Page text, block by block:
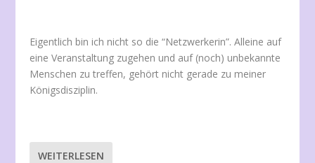
Eigentlich bin ich nicht so die “Netzwerkerin”. Alleine auf
eine Veranstaltung zugehen und auf (noch) unbekannte
Menschen zu treffen, gehört nicht gerade zu meiner
Königsdisziplin.
WEITERLESEN